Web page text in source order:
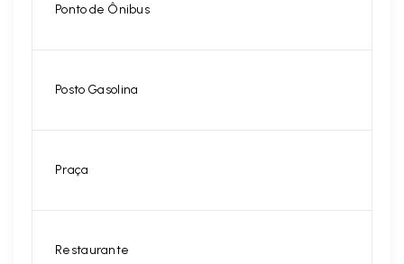
Ponto de Ônibus
Posto Gasolina
Praça
Restaurante